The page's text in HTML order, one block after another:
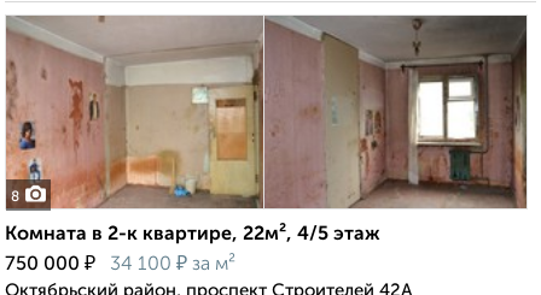
8
Комната в 2-к квартире, 22м², 4/5 этаж
750 000 ₽ 34 100 ₽ за м²
Октябрьский район, проспект Строителей 42А